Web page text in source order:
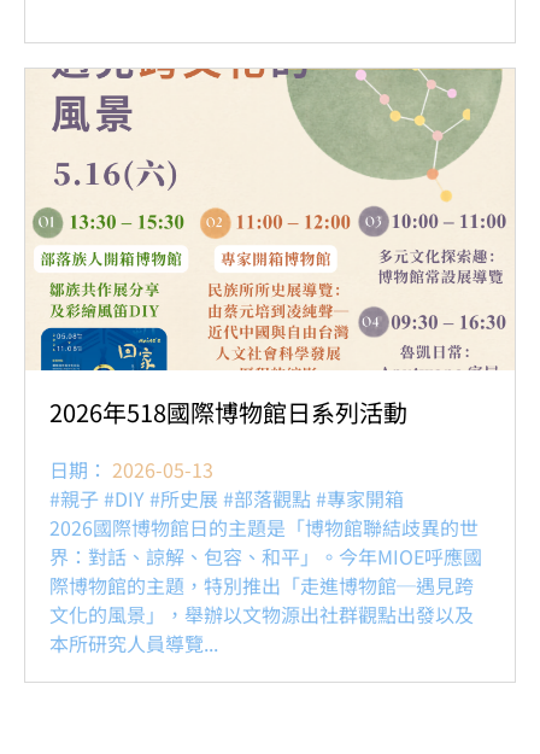
2026年518國際博物館日系列活動
日期： 2026-05-13
#親子 #DIY #所史展 #部落觀點 #專家開箱
2026國際博物館日的主題是「博物館聯結歧異的世
界：對話、諒解、包容、和平」。今年MIOE呼應國
際博物館的主題，特別推出「走進博物館─遇見跨
文化的風景」，舉辦以文物源出社群觀點出發以及
本所研究人員導覽...